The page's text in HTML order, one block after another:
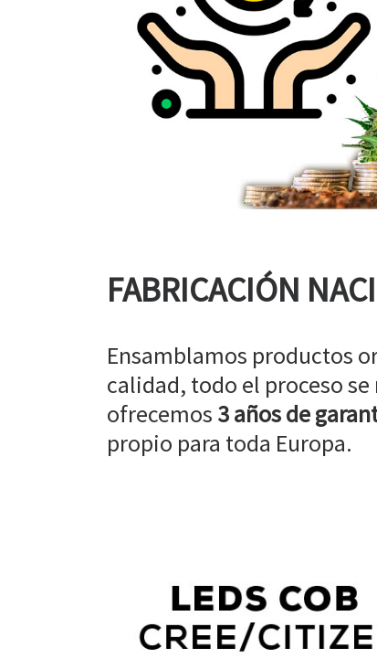
FABRICACIÓN
Ensamblamos productos
calidad, todo el proceso se
ofrecemos 3 años de
propio para toda Europa.